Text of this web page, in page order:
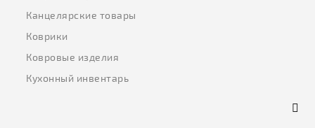
Канцелярские товары
Коврики
Ковровые изделия
Кухонный инвентарь